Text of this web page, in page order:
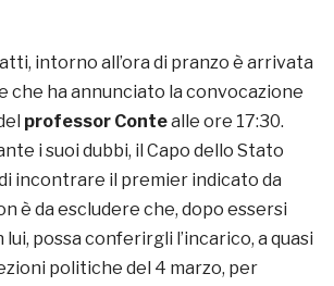
intorno all’ora di pranzo è arrivata
che ha annunciato la convocazione
professor Contealle ore 17:30.
i suoi dubbi, il Capo dello Stato
incontrare il premier indicato da
è da escludere che, dopo essersi
possa conferirgli l’incarico, a quasi
politiche del 4 marzo, per